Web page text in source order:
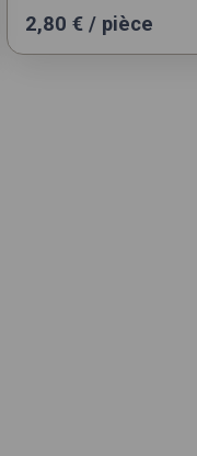
2,80 €/ pièce